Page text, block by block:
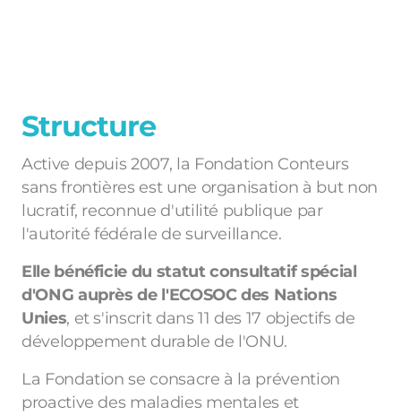
Structure
Active depuis 2007, la Fondation Conteurs
sans frontières est une organisation à but non
lucratif, reconnue d'utilité publique par
l'autorité fédérale de surveillance.
Elle bénéficie du statut consultatif spécial
d'ONG auprès de l'ECOSOC des Nations
Unies, et s'inscrit dans 11 des 17 objectifs de
développement durable de l'ONU.
La Fondation se consacre à la prévention
proactive des maladies mentales et
Le Cercle des Ouettes